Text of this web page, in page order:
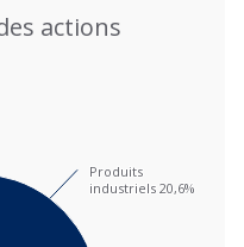
actions
actions
Produits
industriels 20,6%
Produits
industriels 20,6%